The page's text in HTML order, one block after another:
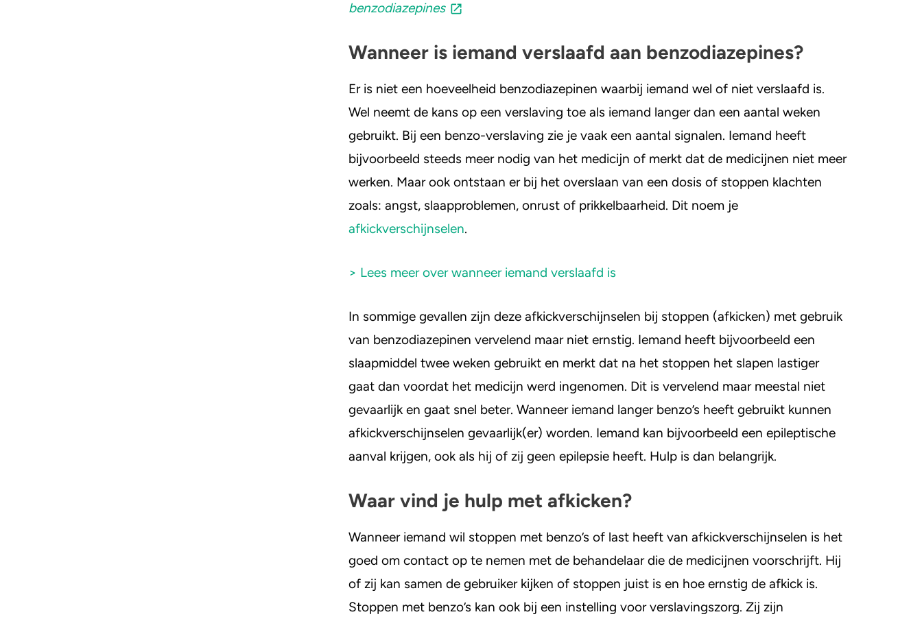
benzodiazepines
Wanneer is iemand verslaafd aan benzodiazepines?
Er is niet een hoeveelheid benzodiazepinen waarbij iemand wel of niet verslaafd is.
Wel neemt de kans op een verslaving toe als iemand langer dan een aantal weken
gebruikt. Bij een benzo-verslaving zie je vaak een aantal signalen. Iemand heeft
bijvoorbeeld steeds meer nodig van het medicijn of merkt dat de medicijnen niet meer
werken. Maar ook ontstaan er bij het overslaan van een dosis of stoppen klachten
zoals: angst, slaapproblemen, onrust of prikkelbaarheid. Dit noem je
afkickverschijnselen.
> Lees meer over wanneer iemand verslaafd is
In sommige gevallen zijn deze afkickverschijnselen bij stoppen (afkicken) met gebruik
van benzodiazepinen vervelend maar niet ernstig. Iemand heeft bijvoorbeeld een
slaapmiddel twee weken gebruikt en merkt dat na het stoppen het slapen lastiger
gaat dan voordat het medicijn werd ingenomen. Dit is vervelend maar meestal niet
gevaarlijk en gaat snel beter. Wanneer iemand langer benzo’s heeft gebruikt kunnen
afkickverschijnselen gevaarlijk(er) worden. Iemand kan bijvoorbeeld een epileptische
aanval krijgen, ook als hij of zij geen epilepsie heeft. Hulp is dan belangrijk.
Waar vind je hulp met afkicken?
Wanneer iemand wil stoppen met benzo’s of last heeft van afkickverschijnselen is het
goed om contact op te nemen met de behandelaar die de medicijnen voorschrijft. Hij
of zij kan samen de gebruiker kijken of stoppen juist is en hoe ernstig de afkick is.
Stoppen met benzo’s kan ook bij een instelling voor verslavingszorg. Zij zijn